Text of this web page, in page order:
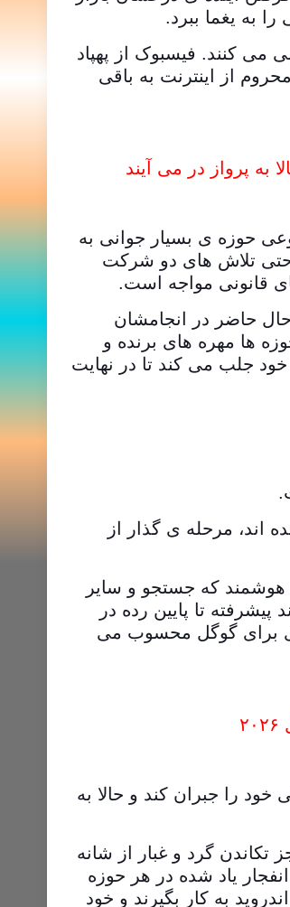
به یغما ببرد.
می کنند. فیسبوک از پهپاد
از اینترنت به باقی
حوزه ی بسیار جوانی به
حتی تلاش های دو شرکت
قانونی مواجه است.
حاضر در انجامشان
۱۰ سال – قطعاً هر کدام از این حوزه ها مهره های برنده و
جلب می کند تا در نهایت
اند، مرحله ی گذار از
هوشمند که جستجو و سایر
تا پایین رده در
برای گوگل محسوب می
را جبران کند و حالا به
گرد و غبار از شانه
یاد شده در هر حوزه
به کار بگیرند و خود